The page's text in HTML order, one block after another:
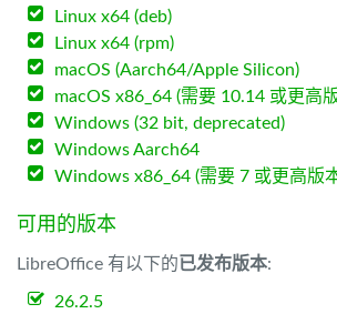
Linux x64 (deb)
Linux x64 (rpm)
macOS (Aarch64/Apple Silicon)
macOS x86_64 (需要 10.14 或更高
Windows (32 bit, deprecated)
Windows Aarch64
Windows x86_64 (需要 7 或更高版
可用的版本
LibreOffice 有以下的已发布版本:
26.2.5